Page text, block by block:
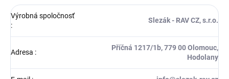
Výrobná spoločnosť
:
Slezák - RAV CZ, s.r.o.
Adresa :
Příčná 1217/1b, 779 00 Olomouc,
Hodolany